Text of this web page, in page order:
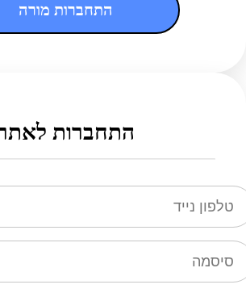
התחברות מורה
התחברות